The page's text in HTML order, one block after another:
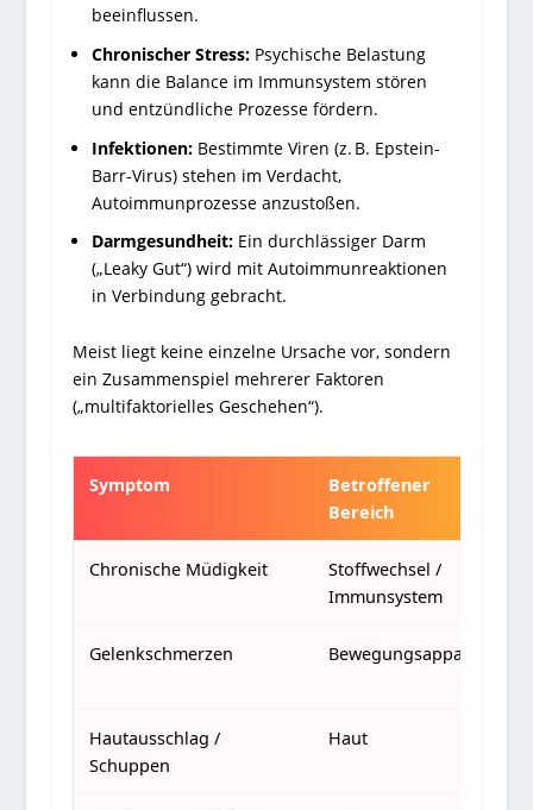
beeinflussen.
Chronischer Stress:Psychische Belastung
kann die Balance im Immunsystem stören
und entzündliche Prozesse fördern.
Infektionen:Bestimmte Viren (z. B. Epstein-
Barr-Virus) stehen im Verdacht,
Autoimmunprozesse anzustoßen.
Darmgesundheit:Ein durchlässiger Darm
(„Leaky Gut“) wird mit Autoimmunreaktionen
in Verbindung gebracht.
Meist liegt keine einzelne Ursache vor, sondern
ein Zusammenspiel mehrerer Faktoren
(„multifaktorielles Geschehen“).
Symptom
Betroffener
Bereich
Chronische Müdigkeit
Stoffwechsel /
Immunsystem
Gelenkschmerzen Bewegungsapparat
Hautausschlag /
Schuppen
Haut